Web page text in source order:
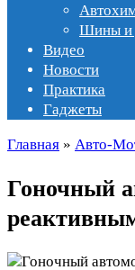
Шины и
Видео
Новости
Практика
Гаджеты
Главная » Авто-
Гоночный